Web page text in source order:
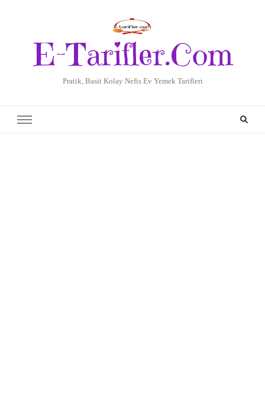
E-Tarifler.Com
Pratik, Basit Kolay Nefis Ev Yemek Tarifleri